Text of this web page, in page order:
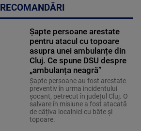
RECOMANDĂRI
Șapte persoane arestate
pentru atacul cu topoare
asupra unei ambulanțe din
Cluj. Ce spune DSU despre
„ambulanța neagră”
Șapte persoane au fost arestate
preventiv în urma incidentului
șocant, petrecut în județul Cluj. O
salvare în misiune a fost atacată
de câțiva localnici cu bâte și
topoare.